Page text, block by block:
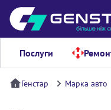
Послуги
Генстар Марка авто